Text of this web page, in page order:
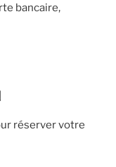
bancaire,
réserver votre